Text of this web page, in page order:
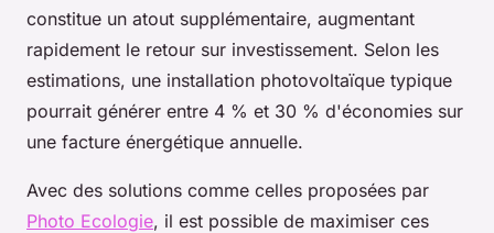
constitue un atout supplémentaire, augmentant
rapidement le retour sur investissement. Selon les
estimations, une installation photovoltaïque typique
pourrait générer entre 4 % et 30 % d'économies sur
une facture énergétique annuelle.
Avec des solutions comme celles proposées par
Photo Ecologie, il est possible de maximiser ces